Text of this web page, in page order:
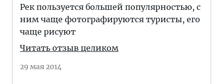
Рек пользуется большей популярностью, с
ним чаще фотографируются туристы, его
чаще рисуют
Читать отзыв целиком
29 мая 2014